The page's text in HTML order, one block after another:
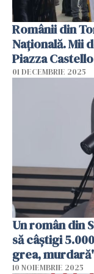
Românii din
Națională. Mii
Piazza
01 DECEMBRIE 2025
Un român din
să câștigi
grea,
10 NOIEMBRIE 2025